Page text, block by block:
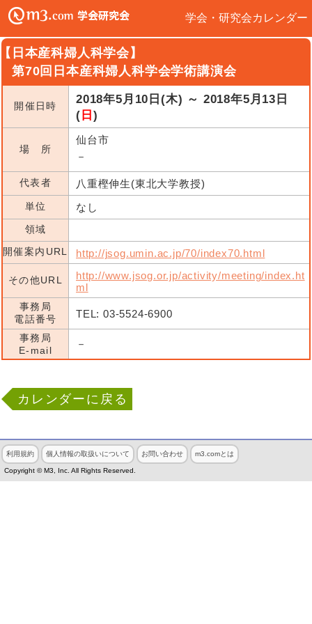
学会・研究会カレンダー
日本産科婦人科学会】
第70回日本産科婦人科学会学術講演会
開催日時
2018年5月10日(木) ～ 2018年5月13日
( 日 )
場 所
仙台市
－
代表者 八重樫伸生(東北大学教授)
単位 なし
領域
開催案内URL
http://jsog.umin.ac.jp/70/index70.html
その他URL
http://www.jsog.or.jp/activity/meeting/index.ht
ml
事務局
電話番号
TEL: 03-5524-6900
事務局
E-mail
－
カレンダーに戻る
利用規約 個人情報の取扱いについて お問い合わせ m3.comとは
Copyright © M3, Inc. All Rights Reserved.